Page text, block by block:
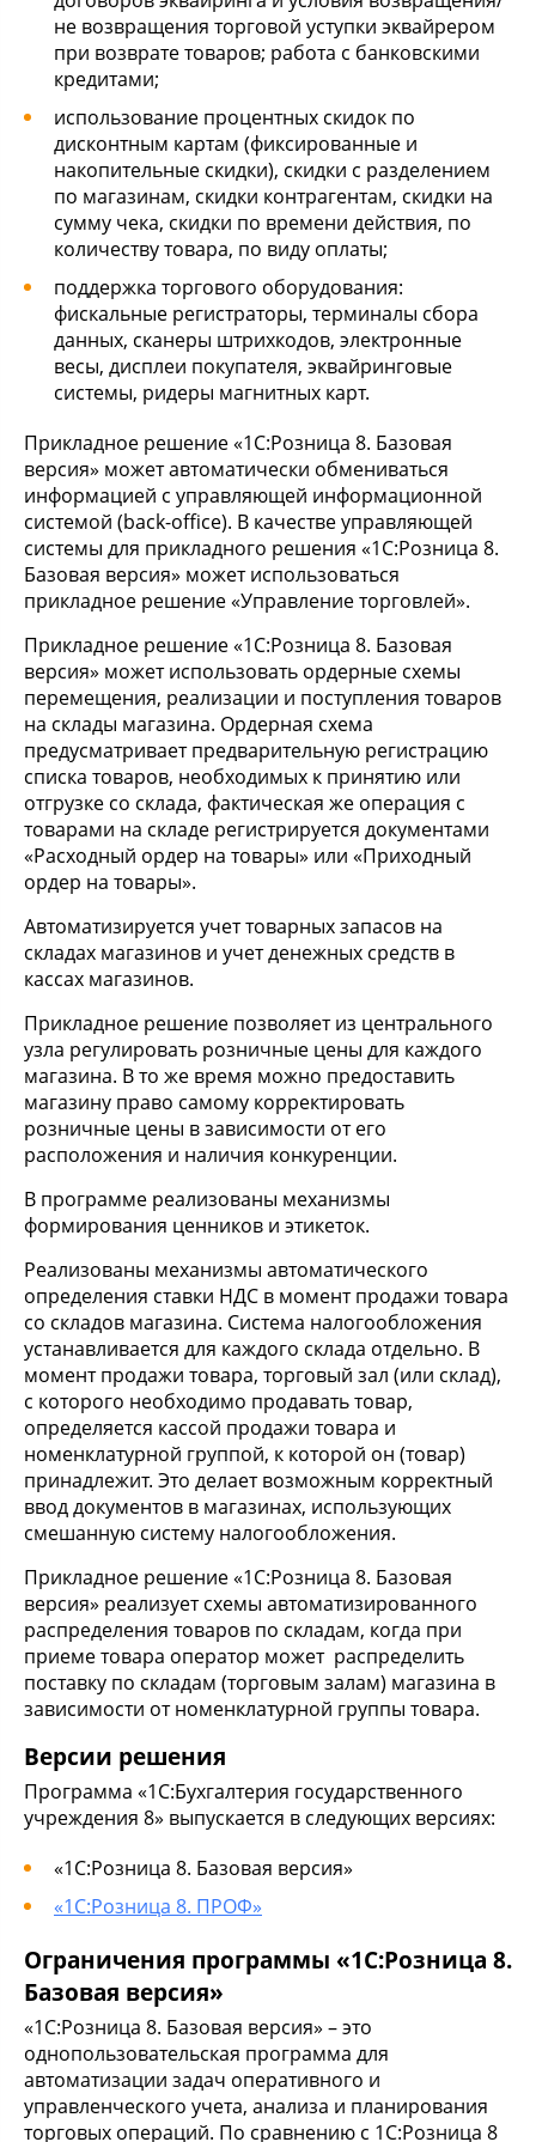
не возвращения торговой уступки эквайрером
при возврате товаров; работа с банковскими
кредитами;
использование процентных скидок по
дисконтным картам (фиксированные и
накопительные скидки), скидки с разделением
по магазинам, скидки контрагентам, скидки на
сумму чека, скидки по времени действия, по
количеству товара, по виду оплаты;
поддержка торгового оборудования:
фискальные регистраторы, терминалы сбора
данных, сканеры штрихкодов, электронные
весы, дисплеи покупателя, эквайринговые
системы, ридеры магнитных карт.
Прикладное решение «1С:Розница 8. Базовая
версия» может автоматически обмениваться
информацией с управляющей информационной
системой (back-office). В качестве управляющей
системы для прикладного решения «1С:Розница 8.
Базовая версия» может использоваться
прикладное решение «Управление торговлей».
Прикладное решение «1С:Розница 8. Базовая
версия» может использовать ордерные схемы
перемещения, реализации и поступления товаров
на склады магазина. Ордерная схема
предусматривает предварительную регистрацию
списка товаров, необходимых к принятию или
отгрузке со склада, фактическая же операция с
товарами на складе регистрируется документами
«Расходный ордер на товары» или «Приходный
ордер на товары».
Автоматизируется учет товарных запасов на
складах магазинов и учет денежных средств в
кассах магазинов.
Прикладное решение позволяет из центрального
узла регулировать розничные цены для каждого
магазина. В то же время можно предоставить
магазину право самому корректировать
розничные цены в зависимости от его
расположения и наличия конкуренции.
В программе реализованы механизмы
формирования ценников и этикеток.
Реализованы механизмы автоматического
определения ставки НДС в момент продажи товара
со складов магазина. Система налогообложения
устанавливается для каждого склада отдельно. В
момент продажи товара, торговый зал (или склад),
с которого необходимо продавать товар,
определяется кассой продажи товара и
номенклатурной группой, к которой он (товар)
принадлежит. Это делает возможным корректный
ввод документов в магазинах, использующих
смешанную систему налогообложения.
Прикладное решение «1С:Розница 8. Базовая
версия» реализует схемы автоматизированного
распределения товаров по складам, когда при
приеме товара оператор может распределить
поставку по складам (торговым залам) магазина в
зависимости от номенклатурной группы товара.
Версии решения
Программа «1С:Бухгалтерия государственного
учреждения 8» выпускается в следующих версиях:
«1С:Розница 8. Базовая версия»
«1С:Розница 8. ПРОФ»
Ограничения программы «1С:Розница 8.
Базовая версия»
«1С:Розница 8. Базовая версия» – это
однопользовательская программа для
автоматизации задач оперативного и
управленческого учета, анализа и планирования
торговых операций. По сравнению с 1С:Розница 8